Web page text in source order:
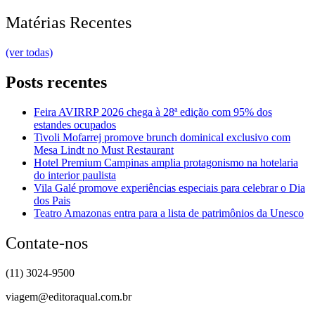
Matérias Recentes
(ver todas)
Posts recentes
Feira AVIRRP 2026 chega à 28ª edição com 95% dos
estandes ocupados
Tivoli Mofarrej promove brunch dominical exclusivo com
Mesa Lindt no Must Restaurant
Hotel Premium Campinas amplia protagonismo na hotelaria
do interior paulista
Vila Galé promove experiências especiais para celebrar o Dia
dos Pais
Teatro Amazonas entra para a lista de patrimônios da Unesco
Contate-nos
(11) 3024-9500
viagem@editoraqual.com.br